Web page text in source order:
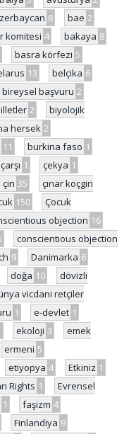
8 bae 2
komitesi 4 bakaya 8
basra körfezi 5
13 belçika 6
bireysel başvuru 2
2
biyolojik
hersek 2
11 burkina faso 1
çarşı 1 çekya 1
çin 35
çınar koçgiri
150
Çocuk
objection 16
conscientious objection
9 Danimarka 6
doğa 10
dövizli
vicdani retçiler
1 e-devlet 1
ekoloji 3
emek
ermeni 5
etiyopya 4 Etkiniz 1
Rights 1
Evrensel
1 faşizm 4
Finlandiya 9